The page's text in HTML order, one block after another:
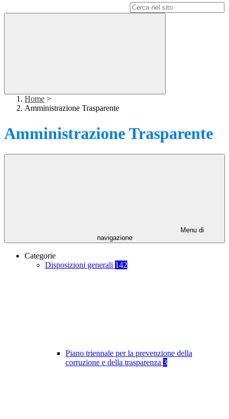
Home >
Amministrazione Trasparente
Amministrazione Trasparente
Menu di
navigazione
Categorie
Disposizioni generali 142
Piano triennale per la prevenzione della
corruzione e della trasparenza 3